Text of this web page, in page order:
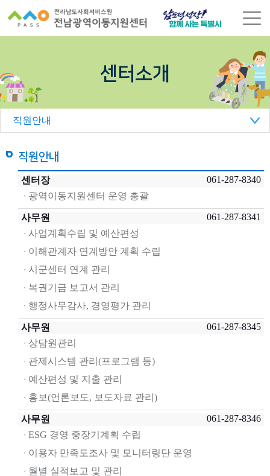
문
센터소개
직원안내
직원안내
센터장
광역이동지원센터 운영 총괄
061-287-8340
사무원
사업계획수립 및 예산편성
이해관계자 연계방안 계획 수립
시군센터 연계 관리
복권기금 보고서 관리
행정사무감사, 경영평가 관리
061-287-8341
사무원
상담원관리
관제시스템 관리(프로그램 등)
예산편성 및 지출 관리
홍보(언론보도, 보도자료 관리)
061-287-8345
사무원
ESG 경영 중장기계획 수립
이용자 만족도조사 및 모니터링단 운영
월별 실적보고 및 관리
061-287-8346